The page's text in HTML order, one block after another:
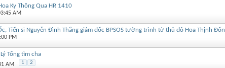
Ky Thông Qua HR 1410
AM
Tiến sĩ Nguyễn Đình Thắng giám đốc BPSOS tường trình từ thủ đô Hoa Thịnh Đốn
PM
Tống tìm cha
AM 1 2